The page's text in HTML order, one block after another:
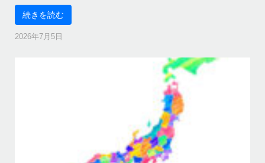
続きを読む
2026年7月5日